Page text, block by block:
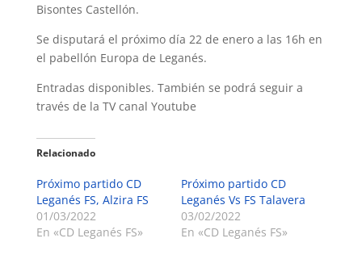
Bisontes Castellón.
Se disputará el próximo día 22 de enero a las 16h en
el pabellón Europa de Leganés.
Entradas disponibles. También se podrá seguir a
través de la TV canal Youtube
Relacionado
Próximo partido CD
Leganés FS, Alzira FS
01/03/2022
En «CD Leganés FS»
Próximo partido CD
Leganés Vs FS Talavera
03/02/2022
En «CD Leganés FS»